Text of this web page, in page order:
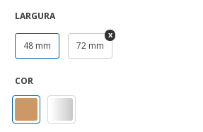
LARGURA
48 mm 72 mm
COR